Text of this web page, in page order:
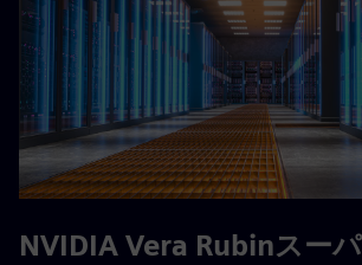
NVIDIA Vera Rubinスー